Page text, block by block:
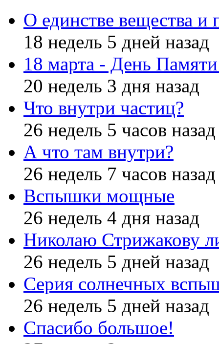
О единстве вещества и
18 недель 5 дней назад
18 марта - День
20 недель 3 дня назад
Что внутри частиц?
26 недель 5 часов назад
А что там внутри?
26 недель 7 часов назад
Вспышки мощные
26 недель 4 дня назад
Николаю Стрижакову
26 недель 5 дней назад
Серия солнечных
26 недель 5 дней назад
Спасибо большое!